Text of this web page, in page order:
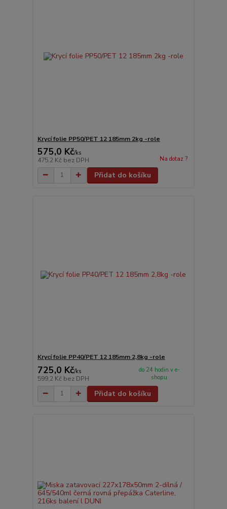
Krycí folie PP50/PET 12 185mm 2kg -role
575,0 Kč/ks
475,2 Kč bez DPH Na dotaz ?
Přidat do košíku
Krycí folie PP40/PET 12 185mm 2,8kg -role
725,0 Kč/ks
599,2 Kč bez DPH
do 24 hodin v e-
shopu
Přidat do košíku